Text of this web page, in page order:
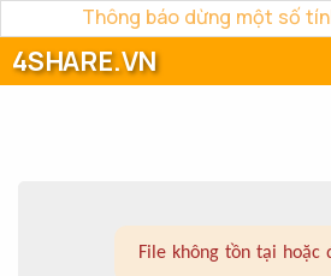
Thông báo dừng một số
4SHARE.VN
File không tồn tại hoặc